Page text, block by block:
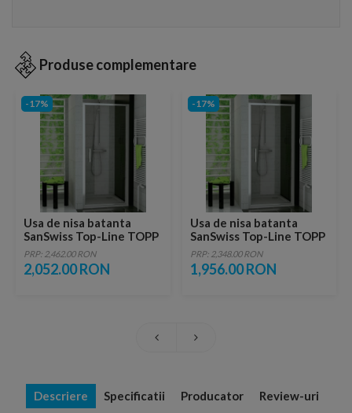
Produse complementare
-17%
Usa de nisa batanta
SanSwiss Top-Line TOPP
80xH190 cm
PRP: 2,462.00 RON
2,052.00 RON
-17%
Usa de nisa batanta
SanSwiss Top-Line TOPP
70xH190 cm
PRP: 2,348.00 RON
1,956.00 RON
Descriere Specificatii Producator Review-uri